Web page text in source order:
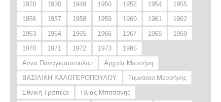
1920 1930 1949 1950 1952 1954
1955
1956
1957 1958 1959 1960 1961
1962
1963
1964 1965 1966 1967 1968
1969
1970
1971 1972 1973
1985
Αννα Παναγιωτοπουλου
Αρχαία Μεσσήνη
ΒΑΣΙΛΙΚΗ ΚΑΛΟΓΕΡΟΠΟΥΛΟΥ
Γυμνάσιο Μεσσήνης
Εθνική Τράπεζα
Ηλίας Μπιτσάνης